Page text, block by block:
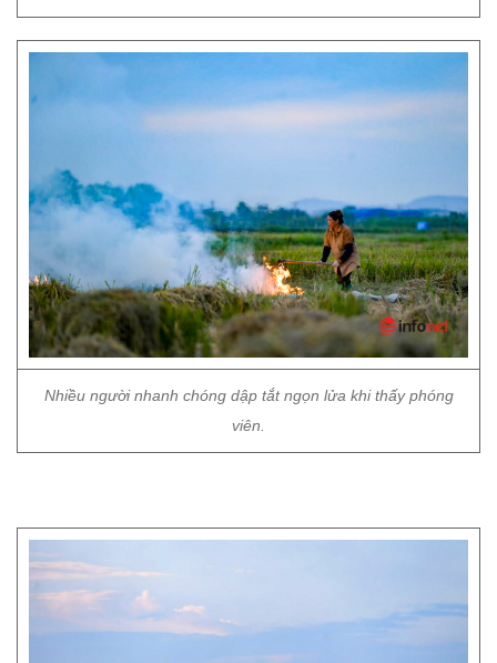
Nhiều người nhanh chóng dập tắt ngọn lửa khi thấy phóng
viên.